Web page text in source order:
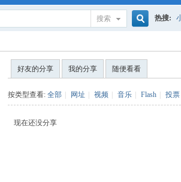
搜索 热搜:
好友的分享 我的分享 随便看看
按类型查看: 全部 网址 视频 音乐 Flash 投票
现在还没分享